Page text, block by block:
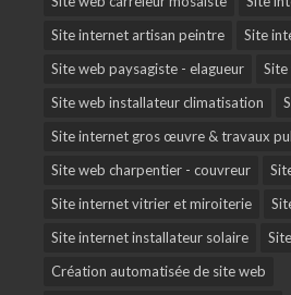
Site internet artisan peintre
Site
Site web paysagiste - elagueur
Site web installateur climatisation
Site internet gros œuvre & travaux
Site web charpentier - couvreur
Site internet vitrier et miroiterie
Site internet installateur solaire
Création automatisée de site web